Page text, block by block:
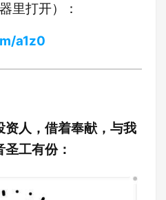
里打开）：
a1z0
人，借着奉献，与我
工有份：